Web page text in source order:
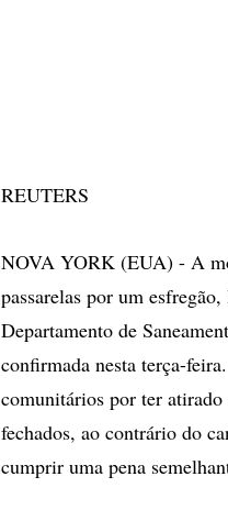
REUTERS
NOVA YORK (EUA) - A
passarelas por um
Departamento de
confirmada nesta terça-
comunitários por ter atirado
fechados, ao contrário do
cumprir uma pena